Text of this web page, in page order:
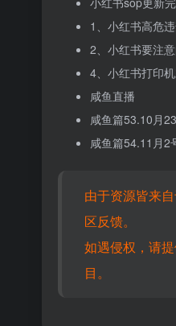
1、小红书高危
2、小红书要注
4、小红书打印
咸鱼直播
咸鱼篇53.10月
咸鱼篇54.11月2
由于资源皆来
区反馈。
如遇侵权，请
目。